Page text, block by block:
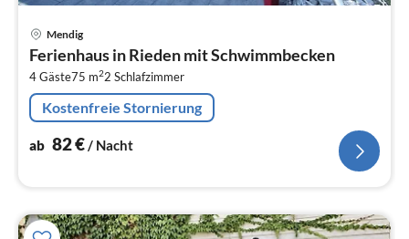
Mendig
Ferienhaus in Rieden mit Schwimmbecken
4 Gäste75 m22 Schlafzimmer
Kostenfreie Stornierung
ab 82€/ Nacht